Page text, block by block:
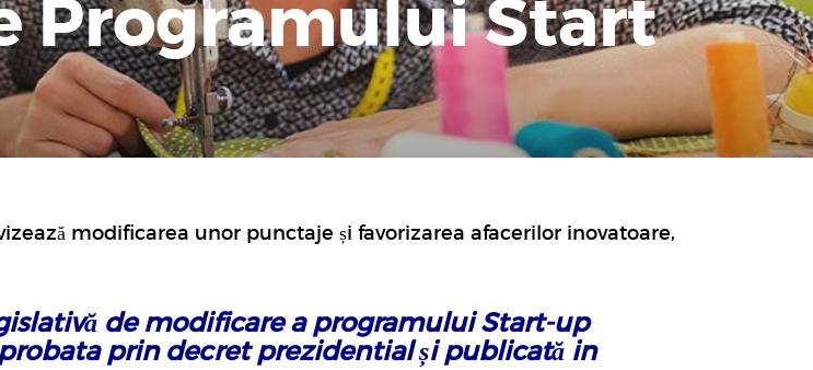
Programului Start
modificarea unor punctaje și favorizarea afacerilor inovatoare,
de modificare a programului Start-up
prin decret prezidential și publicată in